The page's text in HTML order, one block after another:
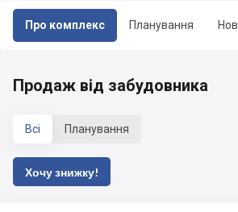
Про комплекс Планування
Продаж від забудовника
Всі Планування
Хочу знижку!